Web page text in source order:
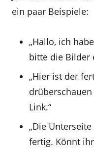
ein paar Beispiele:
„Hallo, ich
bitte die Bilder
„Hier ist der
Link.“
„Die
fertig. Könnt